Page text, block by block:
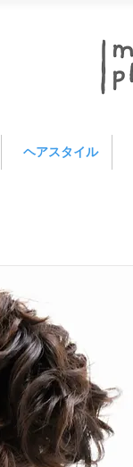
ヘアスタイル